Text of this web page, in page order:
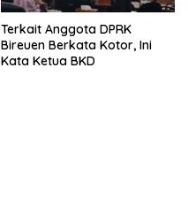
Terkait Anggota DPRK
Bireuen Berkata Kotor, Ini
Kata Ketua BKD